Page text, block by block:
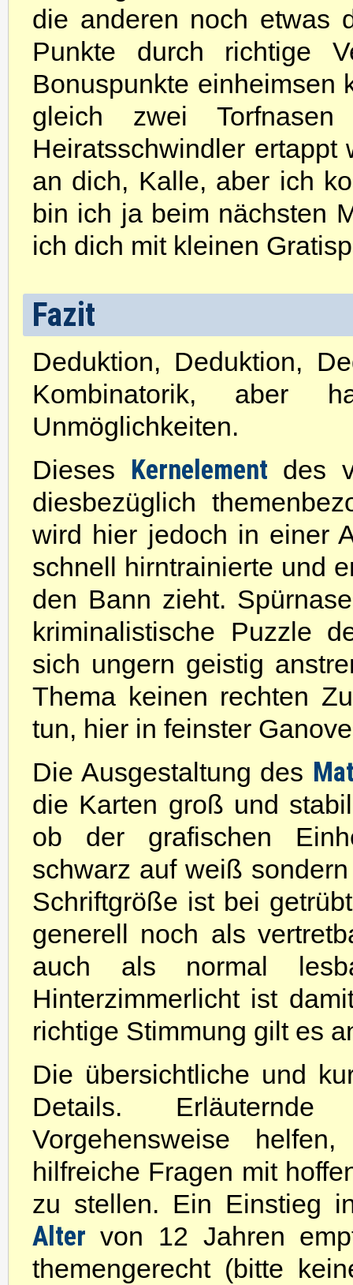
die anderen noch etwas
Punkte durch richtige
Bonuspunkte einheimsen
gleich zwei
Heiratsschwindler
an dich, Kalle, aber ich
bin ich ja beim nächsten
ich dich mit kleinen
Fazit
Deduktion, Deduktion,
Kombinatorik, aber
Unmöglichkeiten.
Dieses Kernelement des
diesbezüglich
wird hier jedoch in einer
schnell hirntrainierte und
den Bann zieht.
kriminalistische Puzzle
sich ungern geistig
Thema keinen rechten
tun, hier in feinster
Die Ausgestaltung des
die Karten groß und
ob der grafischen
schwarz auf weiß
Schriftgröße ist bei
generell noch als
auch als normal
Hinterzimmerlicht ist
richtige Stimmung gilt es
Die übersichtliche und
Details.
Vorgehensweise
hilfreiche Fragen mit
zu stellen. Ein Einstieg
Alter von 12 Jahren
themengerecht (bitte